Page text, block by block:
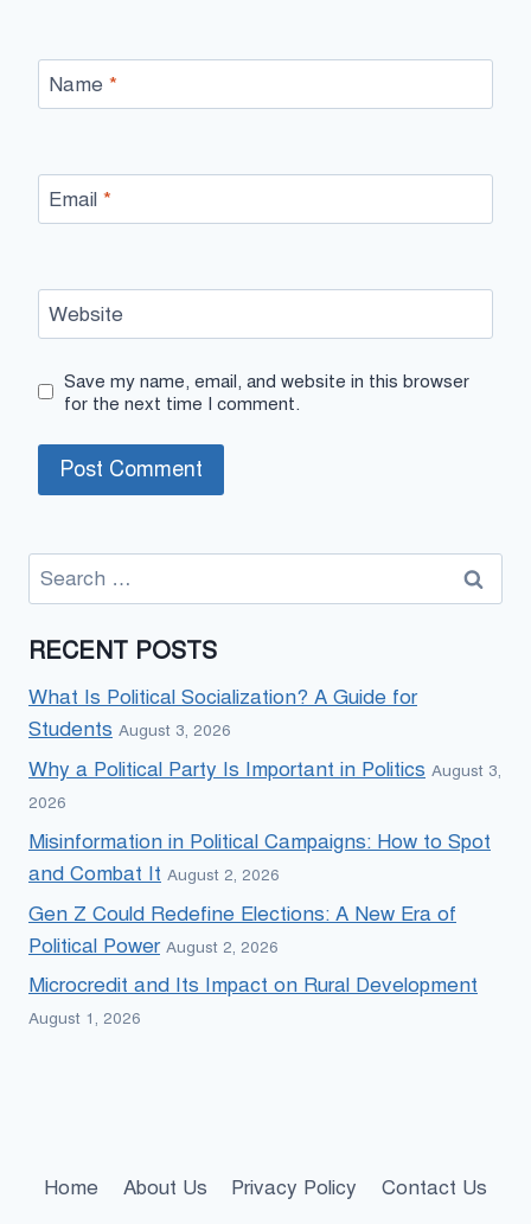
Name *
Email *
Website
Save my name, email, and website in this browser
for the next time I comment.
Search
for:
RECENT POSTS
What Is Political Socialization? A Guide for
Students August 3, 2026
Why a Political Party Is Important in Politics August 3,
2026
Misinformation in Political Campaigns: How to Spot
and Combat It August 2, 2026
Gen Z Could Redefine Elections: A New Era of
Political Power August 2, 2026
Microcredit and Its Impact on Rural Development
August 1, 2026
Home About Us Privacy Policy
Contact Us